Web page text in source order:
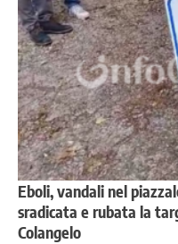
Eboli, vandali nel
sradicata e rubata la
Colangelo